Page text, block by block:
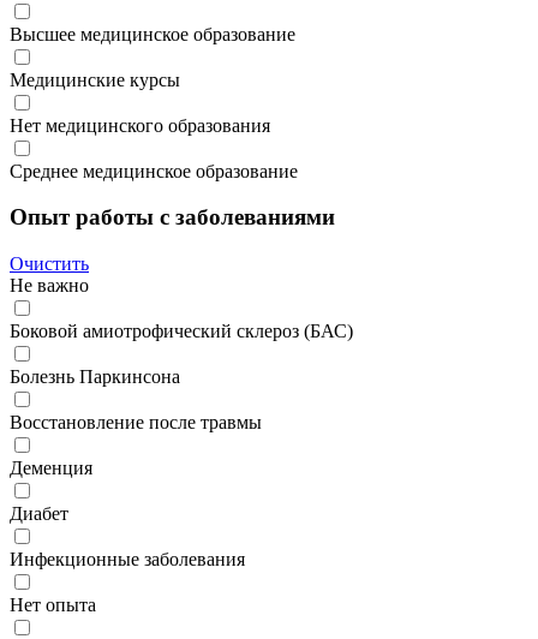
Высшее медицинское образование
Медицинские курсы
Нет медицинского образования
Среднее медицинское образование
Опыт работы с заболеваниями
Очистить
Не важно
Боковой амиотрофический склероз (БАС)
Болезнь Паркинсона
Восстановление после травмы
Деменция
Диабет
Инфекционные заболевания
Нет опыта